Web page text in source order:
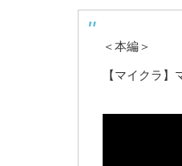
＜本編＞
【マイクラ